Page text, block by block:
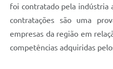
foi contratado pela indústria
contratações são uma
empresas da região em
competências adquiridas